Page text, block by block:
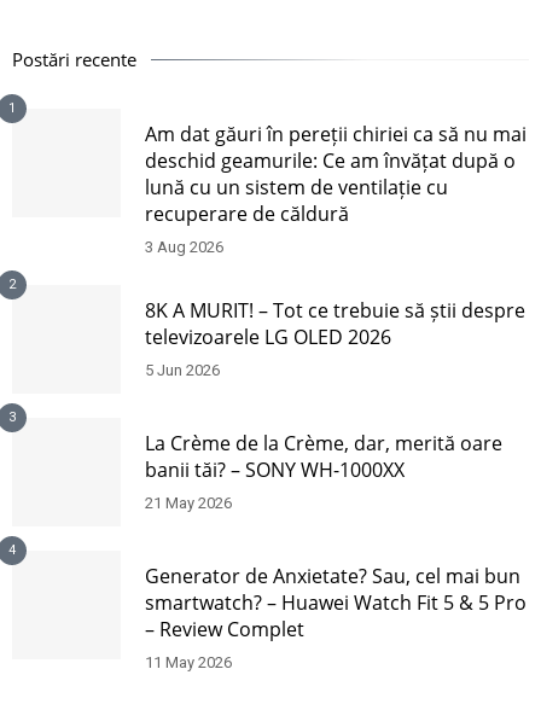
Postări recente
1
Am dat găuri în pereții chiriei ca să nu mai
deschid geamurile: Ce am învățat după o
lună cu un sistem de ventilație cu
recuperare de căldură
3 Aug 2026
2
8K A MURIT! – Tot ce trebuie să știi despre
televizoarele LG OLED 2026
5 Jun 2026
3
La Crème de la Crème, dar, merită oare
banii tăi? – SONY WH-1000XX
21 May 2026
4
Generator de Anxietate? Sau, cel mai bun
smartwatch? – Huawei Watch Fit 5 & 5 Pro
– Review Complet
11 May 2026